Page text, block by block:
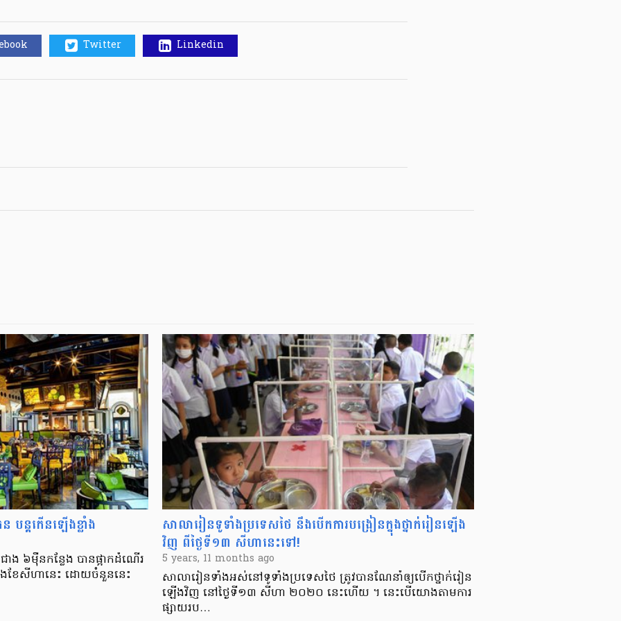
Twitter Linkedin
ន្តកើនឡើងខ្លាំង
ង ៦ម៉ឺនកន្លែង បានផ្អាកដំណើរ
ខែសីហានេះ ដោយចំនួននេះ
សាលារៀនទូទាំងប្រទេសថៃ នឹង​បើកការបង្រៀន​ក្នុងថ្នាក់រៀន​ឡើង
វិញ ពីថ្ងៃទី១៣ សីហានេះទៅ!
5 years, 11 months ago
សាលារៀនទាំងអស់​នៅទូទាំងប្រទេសថៃ ត្រូវបាន​ណែនាំ​ឲ្យ​បើក​​ថ្នាក់រៀន​
ឡើងវិញ នៅថ្ងៃ​ទី១៣ សីហា ២០២០ នេះហើយ ។ នេះ​បើ​យោងតាម​ការ​
ផ្សាយ​រប…